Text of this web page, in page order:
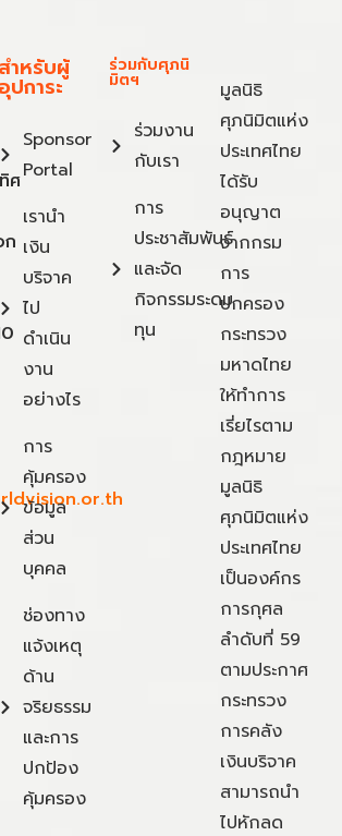
ศ
ก
สำหรับผู้
อุปการะ
Sponsor
Portal
เรานำ
เงิน
บริจาค
ไป
ดำเนิน
งาน
อย่างไร
การ
คุ้มครอง
ข้อมูล
ส่วน
บุคคล
ช่องทาง
แจ้งเหตุ
ด้าน
จริยธรรม
และการ
ปกป้อง
คุ้มครอง
ร่วมกับศุภนิ
มิตฯ
ร่วมงาน
กับเรา
การ
ประชาสัมพันธ์
และจัด
กิจกรรมระดม
ทุน
มูลนิธิ
ศุภนิมิตแห่ง
ประเทศไทย
ได้รับ
อนุญาต
จากกรม
การ
ปกครอง
กระทรวง
มหาดไทย
ให้ทำการ
เรี่ยไรตาม
กฎหมาย
มูลนิธิ
ศุภนิมิตแห่ง
ประเทศไทย
เป็นองค์กร
การกุศล
ลำดับที่ 59
ตามประกาศ
กระทรวง
การคลัง
เงินบริจาค
สามารถนำ
ไปหักลด